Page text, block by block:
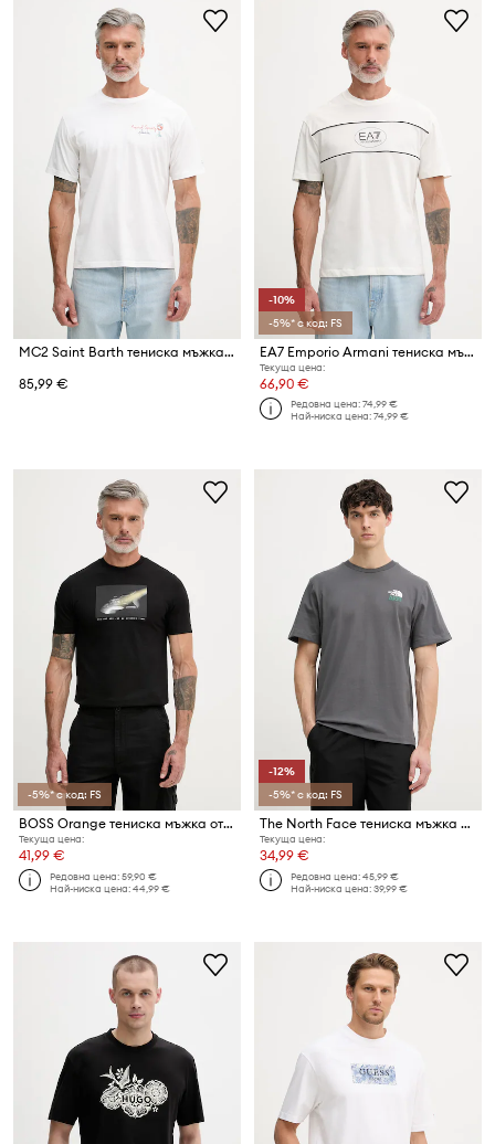
MC2 Saint Barth тениска мъжка от памук
85,99 €
-10%
-5%* с код: FS
EA7 Emporio Armani тениска мъжка с памук
Текуща цена:
66,90 €
Редовна цена:74,99 €
Най-ниска цена:74,99 €
-5%* с код: FS
BOSS Orange тениска мъжка от памук
Текуща цена:
41,99 €
Редовна цена:59,90 €
Най-ниска цена:44,99 €
-12%
-5%* с код: FS
The North Face тениска мъжка от памук 1966 MOTION
Текуща цена:
34,99 €
Редовна цена:45,99 €
Най-ниска цена:39,99 €